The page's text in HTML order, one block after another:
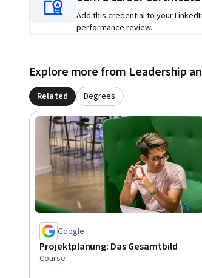
Nach Abschluss dieses Programms
Add this credential to your
performance review.
Explore more from Leadership
Related Degrees
Google
Projektplanung: Das Gesamtbild
Course